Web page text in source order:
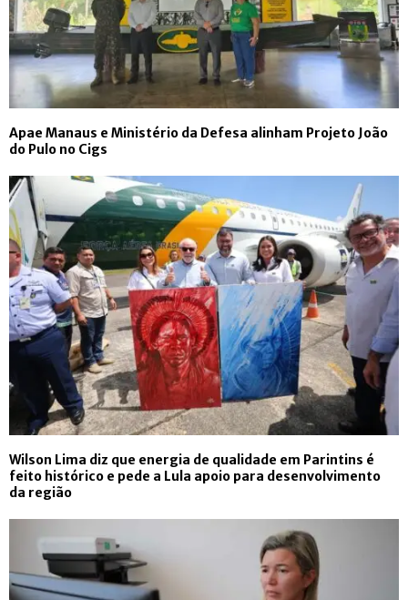
Apae Manaus e Ministério da Defesa alinham Projeto João
do Pulo no Cigs
Wilson Lima diz que energia de qualidade em Parintins é
feito histórico e pede a Lula apoio para desenvolvimento
da região